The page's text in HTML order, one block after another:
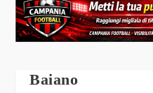
Baiano